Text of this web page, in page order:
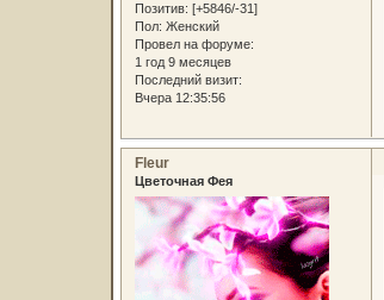
Позитив: [+5846/-31]
Пол: Женский
Провел на форуме:
1 год 9 месяцев
Последний визит:
Вчера 12:35:56
Fleur
Цветочная Фея